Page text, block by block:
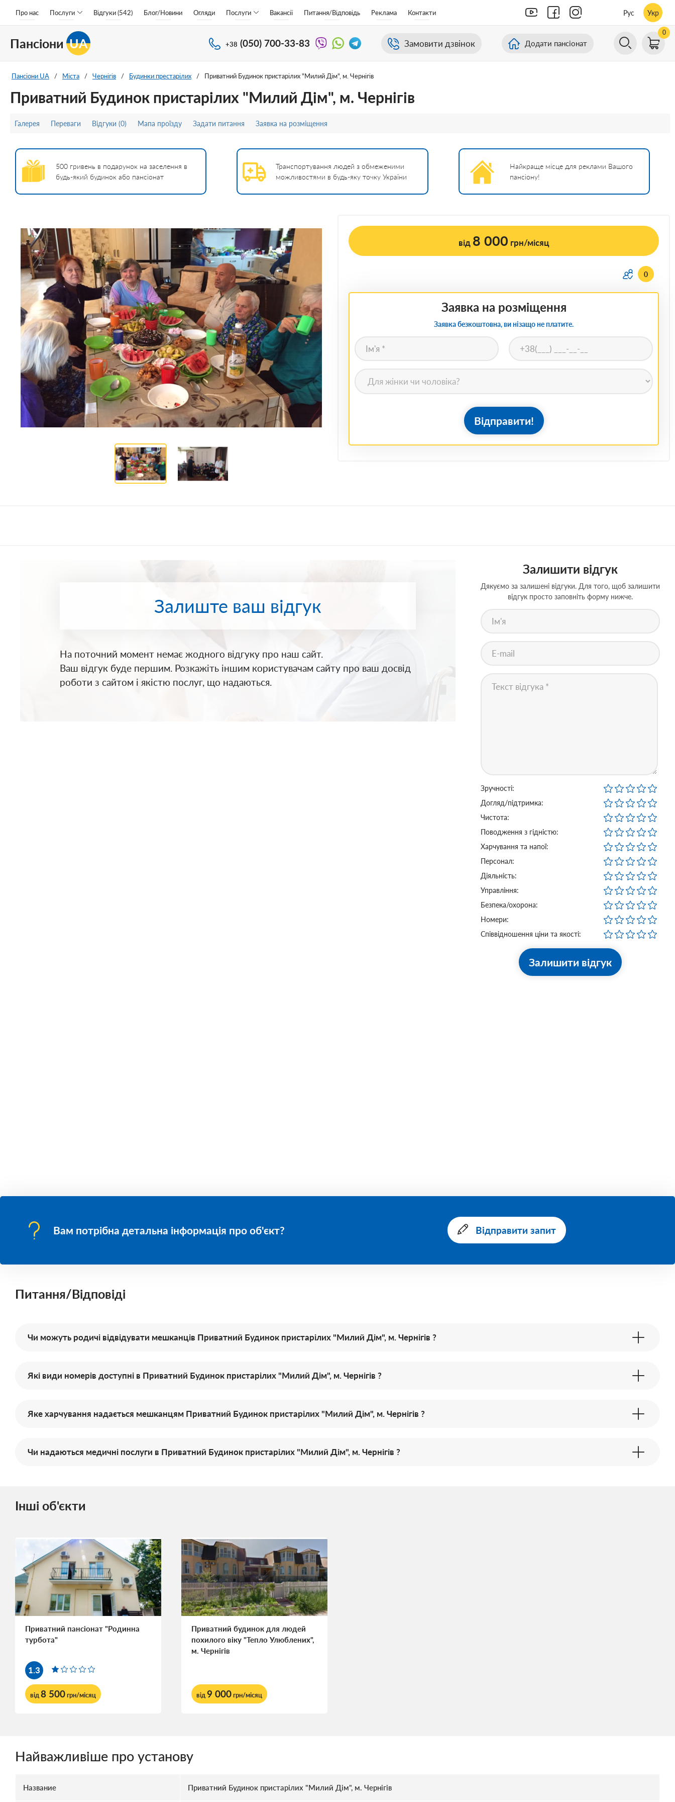
Про нас Послуги Відгуки (542) Блог/Новини Огляди Послуги Вакансії Питання/Відповідь Реклама Контакти Рус Укр
Пансіони UA +38 (050) 700-33-83 Замовити дзвінок Додати пансіонат
0
Пансіони UA / Міста / Чернігів / Будинки престарілих / Приватний Будинок пристарілих "Милий Дім", м. Чернігів
Приватний Будинок пристарілих "Милий Дім", м. Чернігів
Галерея Переваги Відгуки (0) Мапа проїзду Задати питання Заявка на розміщення
500 гривень в подарунок на заселення в
будь-який будинок або пансіонат
Транспортування людей з обмеженими
можливостями в будь-яку точку України
Найкраще місце для реклами Вашого
пансіону!
від 8 000 грн/місяц
0
Заявка на розміщення
Заявка безкоштовна, ви нізащо не платите.
Відправити!
Залиште ваш відгук
На поточний момент немає жодного відгуку про наш сайт.
Ваш відгук буде першим. Розкажіть іншим користувачам сайту про ваш досвід
роботи з сайтом і якістю послуг, що надаються.
Залишити відгук
Дякуємо за залишені відгуки. Для того, щоб залишити
відгук просто заповніть форму нижче.
Зручності:
Догляд/підтримка:
Чистота:
Поводження з гідністю:
Харчування та напої:
Персонал:
Діяльність:
Управління:
Безпека/охорона:
Номери:
Співвідношення ціни та якості:
Залишити відгук
Вам потрібна детальна інформація про об'єкт? Відправити запит
Питання/Відповіді
Чи можуть родичі відвідувати мешканців Приватний Будинок пристарілих "Милий Дім", м. Чернігів ?
Які види номерів доступні в Приватний Будинок пристарілих "Милий Дім", м. Чернігів ?
Яке харчування надається мешканцям Приватний Будинок пристарілих "Милий Дім", м. Чернігів ?
Чи надаються медичні послуги в Приватний Будинок пристарілих "Милий Дім", м. Чернігів ?
Інші об'єкти
Приватний пансіонат "Родинна
турбота"
1.3
від 8 500грн/місяц
Приватний будинок для людей
похилого віку "Тепло Улюблених",
м. Чернігів
від 9 000грн/місяц
Найважливіше про установу
Название Приватний Будинок пристарілих "Милий Дім", м. Чернігів